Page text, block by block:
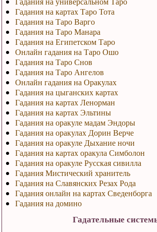
Гадания на картах Таро Тота
Гадания на Таро Варго
Гадания на Таро Манара
Гадания на Египетском Таро
Онлайн гадания на Таро Ошо
Гадания на Таро Снов
Гадания на Таро Ангелов
Онлайн гадания на Оракулах
Гадания на цыганских картах
Гадания на картах Ленорман
Гадания на картах Эльтины
Гадания на оракуле мадам Эндоры
Гадания на оракулах Дорин Верче
Гадания на оракуле Дыхание ночи
Гадания на картах оракула Симболон
Гадания на оракуле Русская сивилла
Гадания Мистический хранитель
Гадания на Славянских Резах Рода
Гадания онлайн на картах Сведенборга
Гадания на домино
Гадательные